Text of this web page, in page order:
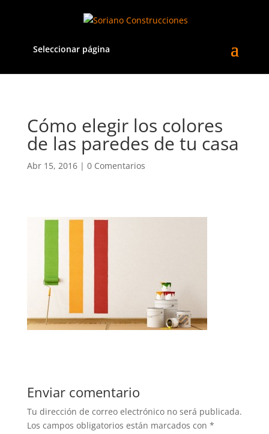
Seleccionar página
Cómo elegir los colores
de las paredes de tu casa
Abr 15, 2016| 0 Comentarios
Enviar comentario
Tu dirección de correo electrónico no será publicada.
Los campos obligatorios están marcados con *